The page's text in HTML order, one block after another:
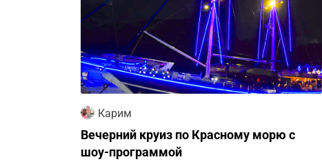
Карим
Вечерний круиз по Красному морю с
шоу-программой